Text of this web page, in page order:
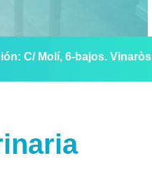
C/ Molí, 6-bajos. Vinaròs